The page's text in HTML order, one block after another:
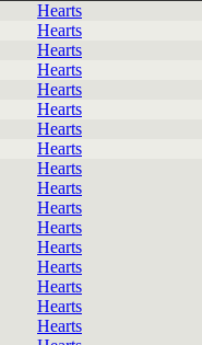
Hearts
Hearts
Hearts
Hearts
Hearts
Hearts
Hearts
Hearts
Hearts
Hearts
Hearts
Hearts
Hearts
Hearts
Hearts
Hearts
Hearts